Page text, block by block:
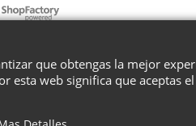
create online store
eCommerce
que obtengas la mejor
esta web significa que aceptas